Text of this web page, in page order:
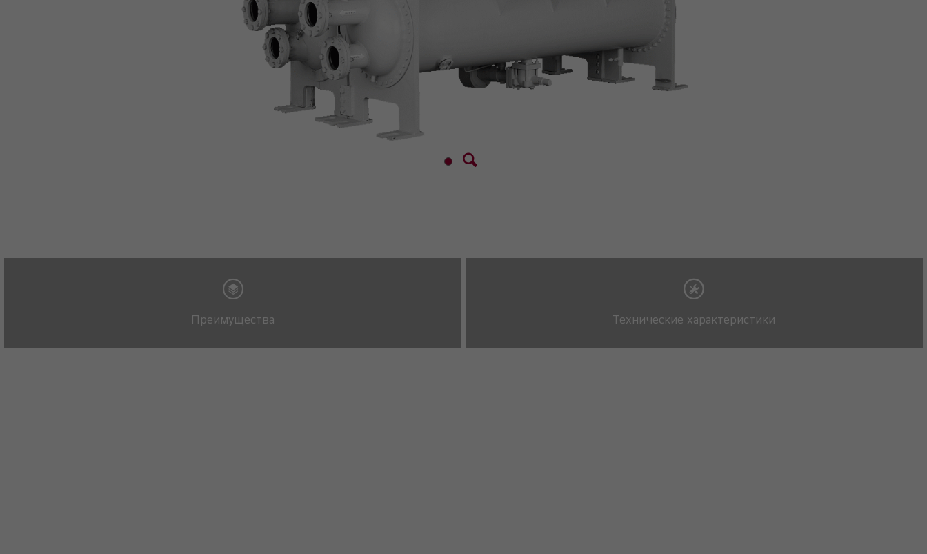
Преимущества Технические характеристики